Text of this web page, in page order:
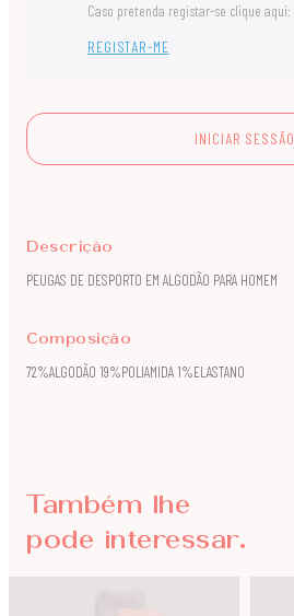
Caso pretenda registar-se clique aqui:
REGISTAR-ME
INICIAR SESSÃO
Descrição
PEUGAS DE DESPORTO EM ALGODÃO PARA HOMEM
Composição
72%ALGODÃO 19%POLIAMIDA 1%ELASTANO
Também lhe
pode interessar.